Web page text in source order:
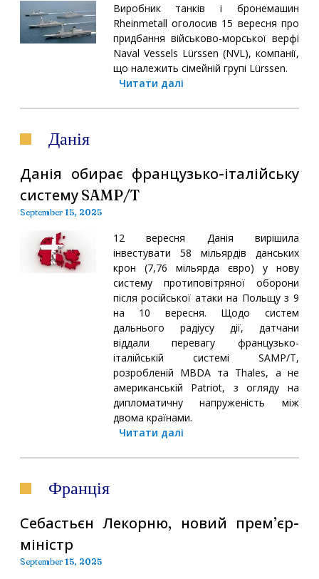
Виробник танків і бронемашин
Rheinmetall оголосив 15 вересня про
придбання військово-морської верфі
Naval Vessels Lürssen (NVL), компанії,
що належить сімейній групі Lürssen.
Читати далі
Данія
Данія обирає французько-італійську
систему SAMP/T
September 15, 2025
12 вересня Данія вирішила
інвестувати 58 мільярдів данських
крон (7,76 мільярда євро) у нову
систему протиповітряної оборони
після російської атаки на Польщу з 9
на 10 вересня. Щодо систем
дальнього радіусу дії, датчани
віддали перевагу французько-
італійській системі SAMP/T,
розробленій MBDA та Thales, а не
американській Patriot, з огляду на
дипломатичну напруженість між
двома країнами.
Читати далі
Франція
Себастьєн Лекорню, новий премʼєр-
міністр
September 15, 2025